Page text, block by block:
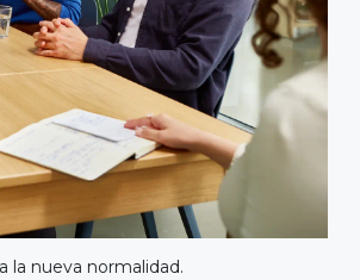
la nueva normalidad.